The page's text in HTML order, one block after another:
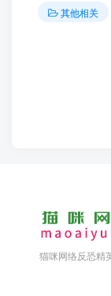
其他相关
猫咪网络反恐精